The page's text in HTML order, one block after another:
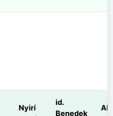
Nyirí
id.
Benedek